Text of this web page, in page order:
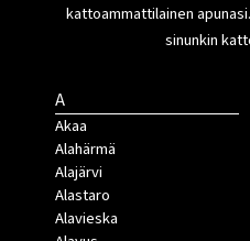
kattoammattilainen
sinunkin
A
Akaa
Alahärmä
Alajärvi
Alastaro
Alavieska